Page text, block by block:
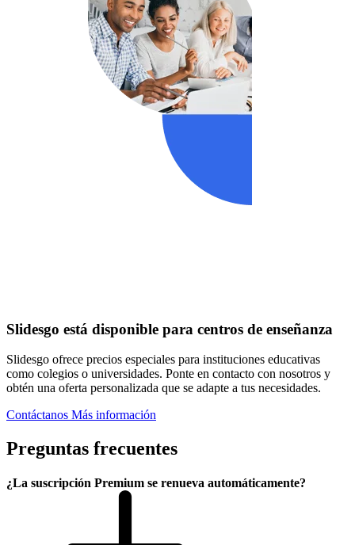
Slidesgo está disponible para centros de enseñanza
Slidesgo ofrece precios especiales para instituciones educativas
como colegios o universidades. Ponte en contacto con nosotros y
obtén una oferta personalizada que se adapte a tus necesidades.
Contáctanos Más información
Preguntas frecuentes
¿La suscripción Premium se renueva automáticamente?